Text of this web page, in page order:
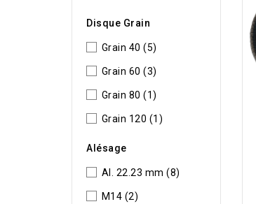
Disque Grain
Grain 40 (5)
Grain 60 (3)
Grain 80 (1)
Grain 120 (1)
Alésage
Al. 22.23 mm (8)
M14 (2)